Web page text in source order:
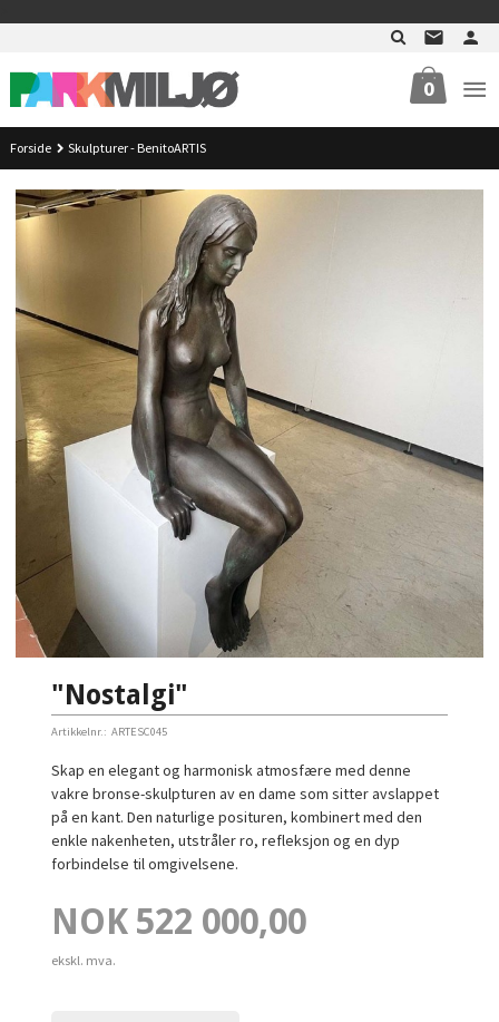
0
Forside Skulpturer - BenitoARTIS
"Nostalgi"
Artikkelnr.: ARTESC045
Skap en elegant og harmonisk atmosfære med denne
vakre bronse-skulpturen av en dame som sitter avslappet
på en kant. Den naturlige posituren, kombinert med den
enkle nakenheten, utstråler ro, refleksjon og en dyp
forbindelse til omgivelsene.
Pris
NOK 522 000,00
ekskl. mva.